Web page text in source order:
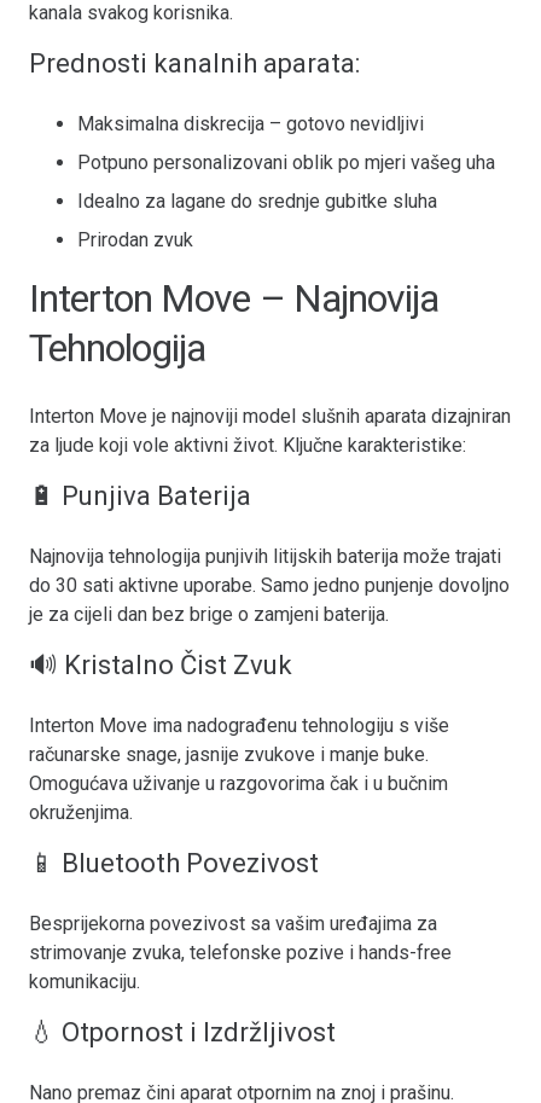
kanala svakog korisnika.
Prednosti kanalnih aparata:
Maksimalna diskrecija – gotovo nevidljivi
Potpuno personalizovani oblik po mjeri vašeg uha
Idealno za lagane do srednje gubitke sluha
Prirodan zvuk
Interton Move – Najnovija
Tehnologija
Interton Move je najnoviji model slušnih aparata dizajniran
za ljude koji vole aktivni život. Ključne karakteristike:
🔋 Punjiva Baterija
Najnovija tehnologija punjivih litijskih baterija može trajati
do 30 sati aktivne uporabe. Samo jedno punjenje dovoljno
je za cijeli dan bez brige o zamjeni baterija.
🔊 Kristalno Čist Zvuk
Interton Move ima nadograđenu tehnologiju s više
računarske snage, jasnije zvukove i manje buke.
Omogućava uživanje u razgovorima čak i u bučnim
okruženjima.
📱 Bluetooth Povezivost
Besprijekorna povezivost sa vašim uređajima za
strimovanje zvuka, telefonske pozive i hands-free
komunikaciju.
💧 Otpornost i Izdržljivost
Nano premaz čini aparat otpornim na znoj i prašinu.